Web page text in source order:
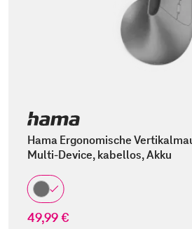
Hama Ergonomische
Multi-Device, kabellos, Akku
49,99 €